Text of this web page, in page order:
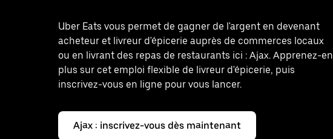
Uber Eats vous permet de gagner de l'argent en devenant
acheteur et livreur d'épicerie auprès de commerces locaux
ou en livrant des repas de restaurants ici : Ajax. Apprenez-en
plus sur cet emploi flexible de livreur d'épicerie, puis
inscrivez-vous en ligne pour vous lancer.
Ajax : inscrivez-vous dès maintenant